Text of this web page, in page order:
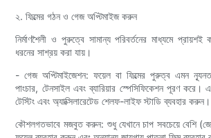
২. ফিল্মের গঠন ও গেজ অপ্টিমাইজ করুন
নির্মাণশৈলী ও পুরুত্বে সামান্য পরিবর্তনের মাধ্যমে প্রায়শই
ধরনের সাশ্রয় করা যায়।
- গেজ অপ্টিমাইজেশন: ফয়েল বা ফিল্মের পুরুত্ব এমন
পাংচার, টেনসাইল এবং ব্যারিয়ার স্পেসিফিকেশন পূরণ করে।
টেস্টিং এবং অ্যাক্সিলারেটেড শেলফ-লাইফ স্টাডি ব্যবহার করুন।
কৌশলগতভাবে মজবুত করুন: শুধু যেখানে চাপ সবচেয়ে বেশি